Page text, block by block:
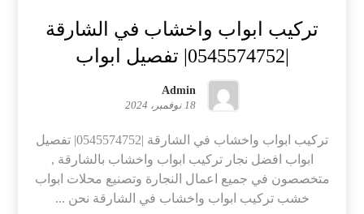
تركيب ابواب واخشاب في الشارقة
|0545574752| تفصيل ابواب
Admin
18 نوفمبر، 2024
تركيب ابواب واخشاب في الشارقة |0545574752| تفصيل
ابواب افضل نجار تركيب ابواب واخشاب بالشارقة ,
متخصصون في جميع اعمال النجارة وتصنيع محلات ابواب
خشب تركيب ابواب واخشاب في الشارقة نحن ...